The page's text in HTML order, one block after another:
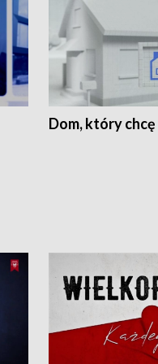
Dom, który chcę